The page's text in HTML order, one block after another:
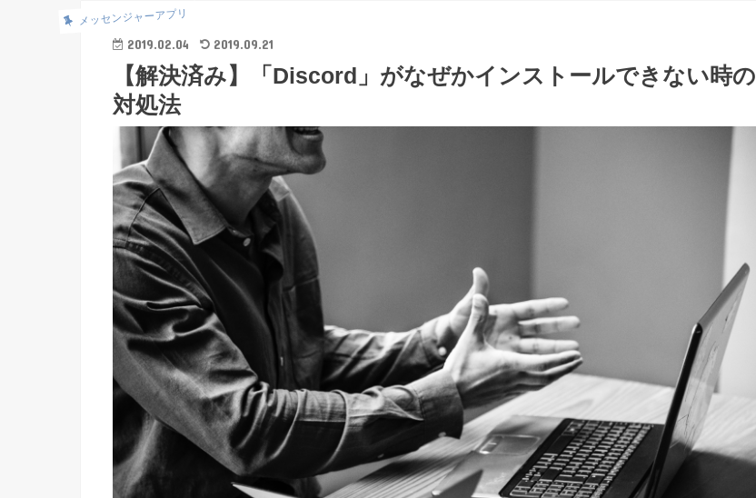
メッセンジャーアプリ
2019.02.04 2019.09.21
【解決済み】「Discord」がなぜかインストールできない時の
対処法